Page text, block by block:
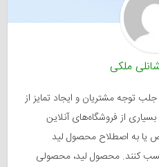
ملکی
توجه مشتریان و ایجاد تمایز از
از فروشگاه‌های آنلاین
یا به اصطلاح محصول لید
کسب کنند. محصول لید، محصولی